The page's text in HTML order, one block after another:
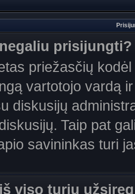
prisijungti?
priežasčių
vartotojo vardą
diskusijų
Taip pat
savininkas turi
viso turiu